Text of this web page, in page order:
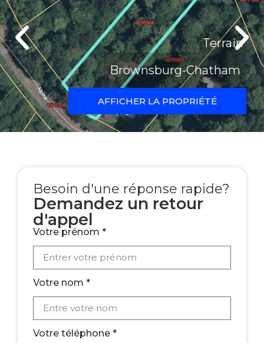
Terrain
Brownsburg-Chatham
AFFICHER LA PROPRIÉTÉ
Besoin d'une réponse rapide?
Demandez un retour
d'appel
Votre prénom *
Votre nom *
Votre téléphone *